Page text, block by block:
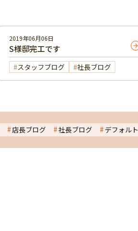
2019年06月06日
S様邸完工です
スタッフブログ 社長ブログ
店長ブログ 社長ブログ デフォルト